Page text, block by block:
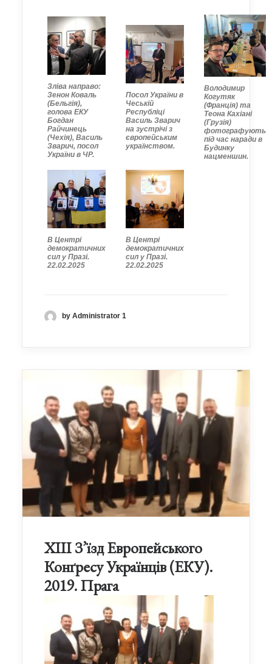
Зліва направо:
Зенон Коваль
(Бельгія),
голова ЕКУ
Богдан
Райчинець
(Чехія), Василь
Зварич, посол
України в ЧР.
Посол України в
Чеській
Республіці
Василь Зварич
на зустрічі з
європейським
українством.
Володимир
Когутяк
(Франція) та
Теона Кахіані
(Грузія)
фотографують
під час наради в
Будинку
нацменшин.
В Центрі
демократичних
сил у Празі.
22.02.2025
В Центрі
демократичних
сил у Празі.
22.02.2025
by Administrator 1
ХІІІ З’їзд Европейського
Конґресу Українців (ЕКУ).
2019. Прага